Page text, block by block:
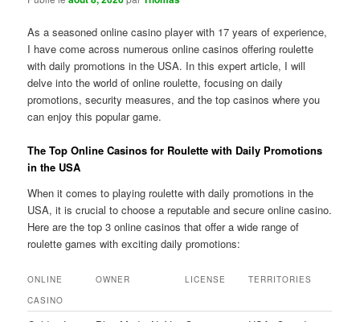
As a seasoned online casino player with 17 years of experience,
I have come across numerous online casinos offering roulette
with daily promotions in the USA. In this expert article, I will
delve into the world of online roulette, focusing on daily
promotions, security measures, and the top casinos where you
can enjoy this popular game.
The Top Online Casinos for Roulette with Daily Promotions
in the USA
When it comes to playing roulette with daily promotions in the
USA, it is crucial to choose a reputable and secure online casino.
Here are the top 3 online casinos that offer a wide range of
roulette games with exciting daily promotions:
ONLINE
CASINO
OWNER LICENSE TERRITORIES